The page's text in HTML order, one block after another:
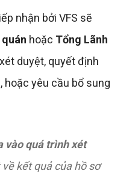
nhận bởi VFS sẽ
hoặc Tổng Lãnh
duyệt, quyết định
hoặc yêu cầu bổ sung
vào quá trình xét
kết quả của hồ sơ